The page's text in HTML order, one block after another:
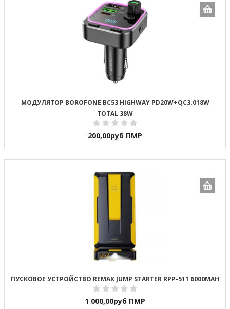
МОДУЛЯТОР BOROFONE BC53 HIGHWAY PD20W+QC3.018W
TOTAL 38W
200,00руб ПМР
ПУСКОВОЕ УСТРОЙСТВО REMAX JUMP STARTER RPP-511 6000MAH
1 000,00руб ПМР